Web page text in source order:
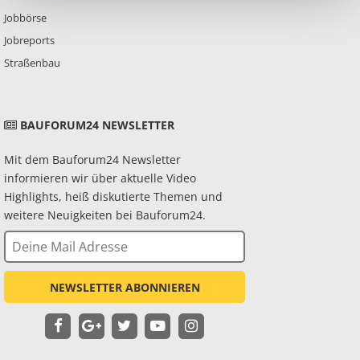
Jobbörse
Jobreports
Straßenbau
BAUFORUM24 NEWSLETTER
Mit dem Bauforum24 Newsletter
informieren wir über aktuelle Video
Highlights, heiß diskutierte Themen und
weitere Neuigkeiten bei Bauforum24.
NEWSLETTER ABONNIEREN